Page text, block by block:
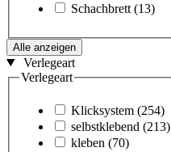
Schachbrett (13)
Alle anzeigen
Verlegeart
Verlegeart
Klicksystem (254)
selbstklebend (213)
kleben (70)